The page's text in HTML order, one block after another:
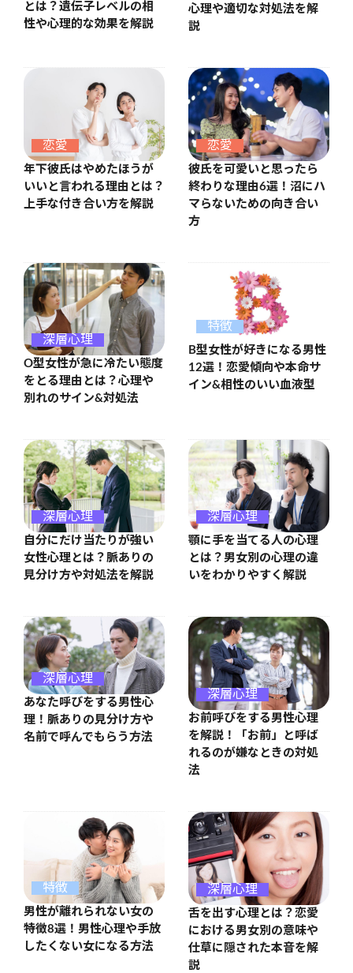
とは？遺伝子レベルの相
性や心理的な効果を解説
心理や適切な対処法を解
説
恋愛
年下彼氏はやめたほうが
いいと言われる理由とは？
上手な付き合い方を解説
恋愛
彼氏を可愛いと思ったら
終わりな理由6選！沼にハ
マらないための向き合い
方
深層心理
O型女性が急に冷たい態度
をとる理由とは？心理や
別れのサイン&対処法
特徴
B型女性が好きになる男性
12選！恋愛傾向や本命サ
イン&相性のいい血液型
深層心理
自分にだけ当たりが強い
女性心理とは？脈ありの
見分け方や対処法を解説
深層心理
顎に手を当てる人の心理
とは？男女別の心理の違
いをわかりやすく解説
深層心理
あなた呼びをする男性心
理！脈ありの見分け方や
名前で呼んでもらう方法
深層心理
お前呼びをする男性心理
を解説！「お前」と呼ば
れるのが嫌なときの対処
法
特徴
男性が離れられない女の
特徴8選！男性心理や手放
したくない女になる方法
深層心理
舌を出す心理とは？恋愛
における男女別の意味や
仕草に隠された本音を解
説